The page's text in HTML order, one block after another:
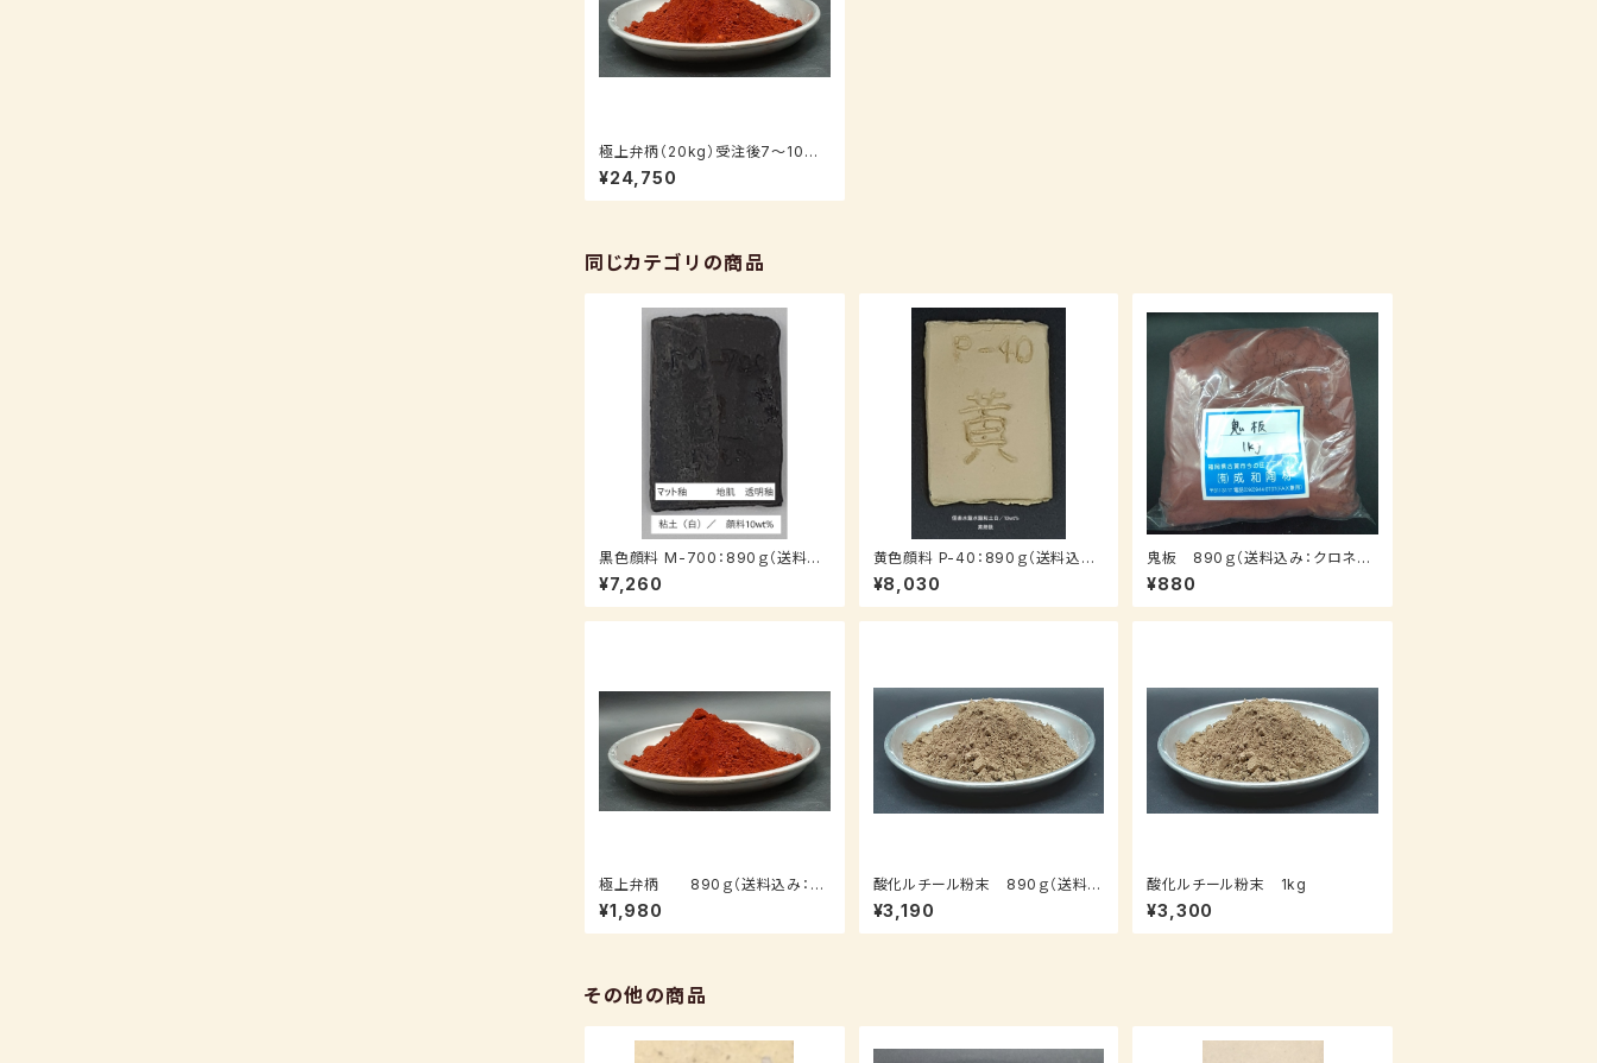
極上弁柄（20kg）受注後7～10日
後発送（送料込み）
¥24,750
同じカテゴリの商品
黒色顔料 M-700：890ｇ（送料込
み：クロネコパケット）（在庫有り）
¥7,260
黄色顔料 P-40：890ｇ（送料込
み：クロネコパケット、受注後7～10
日納品）
¥8,030
鬼板 890ｇ（送料込み：クロネコ
パケット）
¥880
極上弁柄 890ｇ（送料込み：ク
ロネコパケット）
¥1,980
酸化ルチール粉末 890ｇ（送料込
み：クロネコパケット）
¥3,190
酸化ルチール粉末 1kg
¥3,300
その他の商品